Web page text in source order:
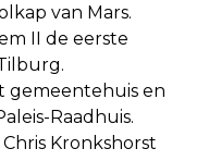
van Mars.
II de eerste
gemeentehuis en
Raadhuis.
Kronkshorst